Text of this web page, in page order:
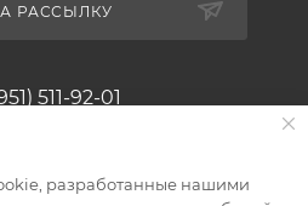
РАССЫЛКУ
511-92-01
склад ТЦ "Альтус"
разработанные нашими